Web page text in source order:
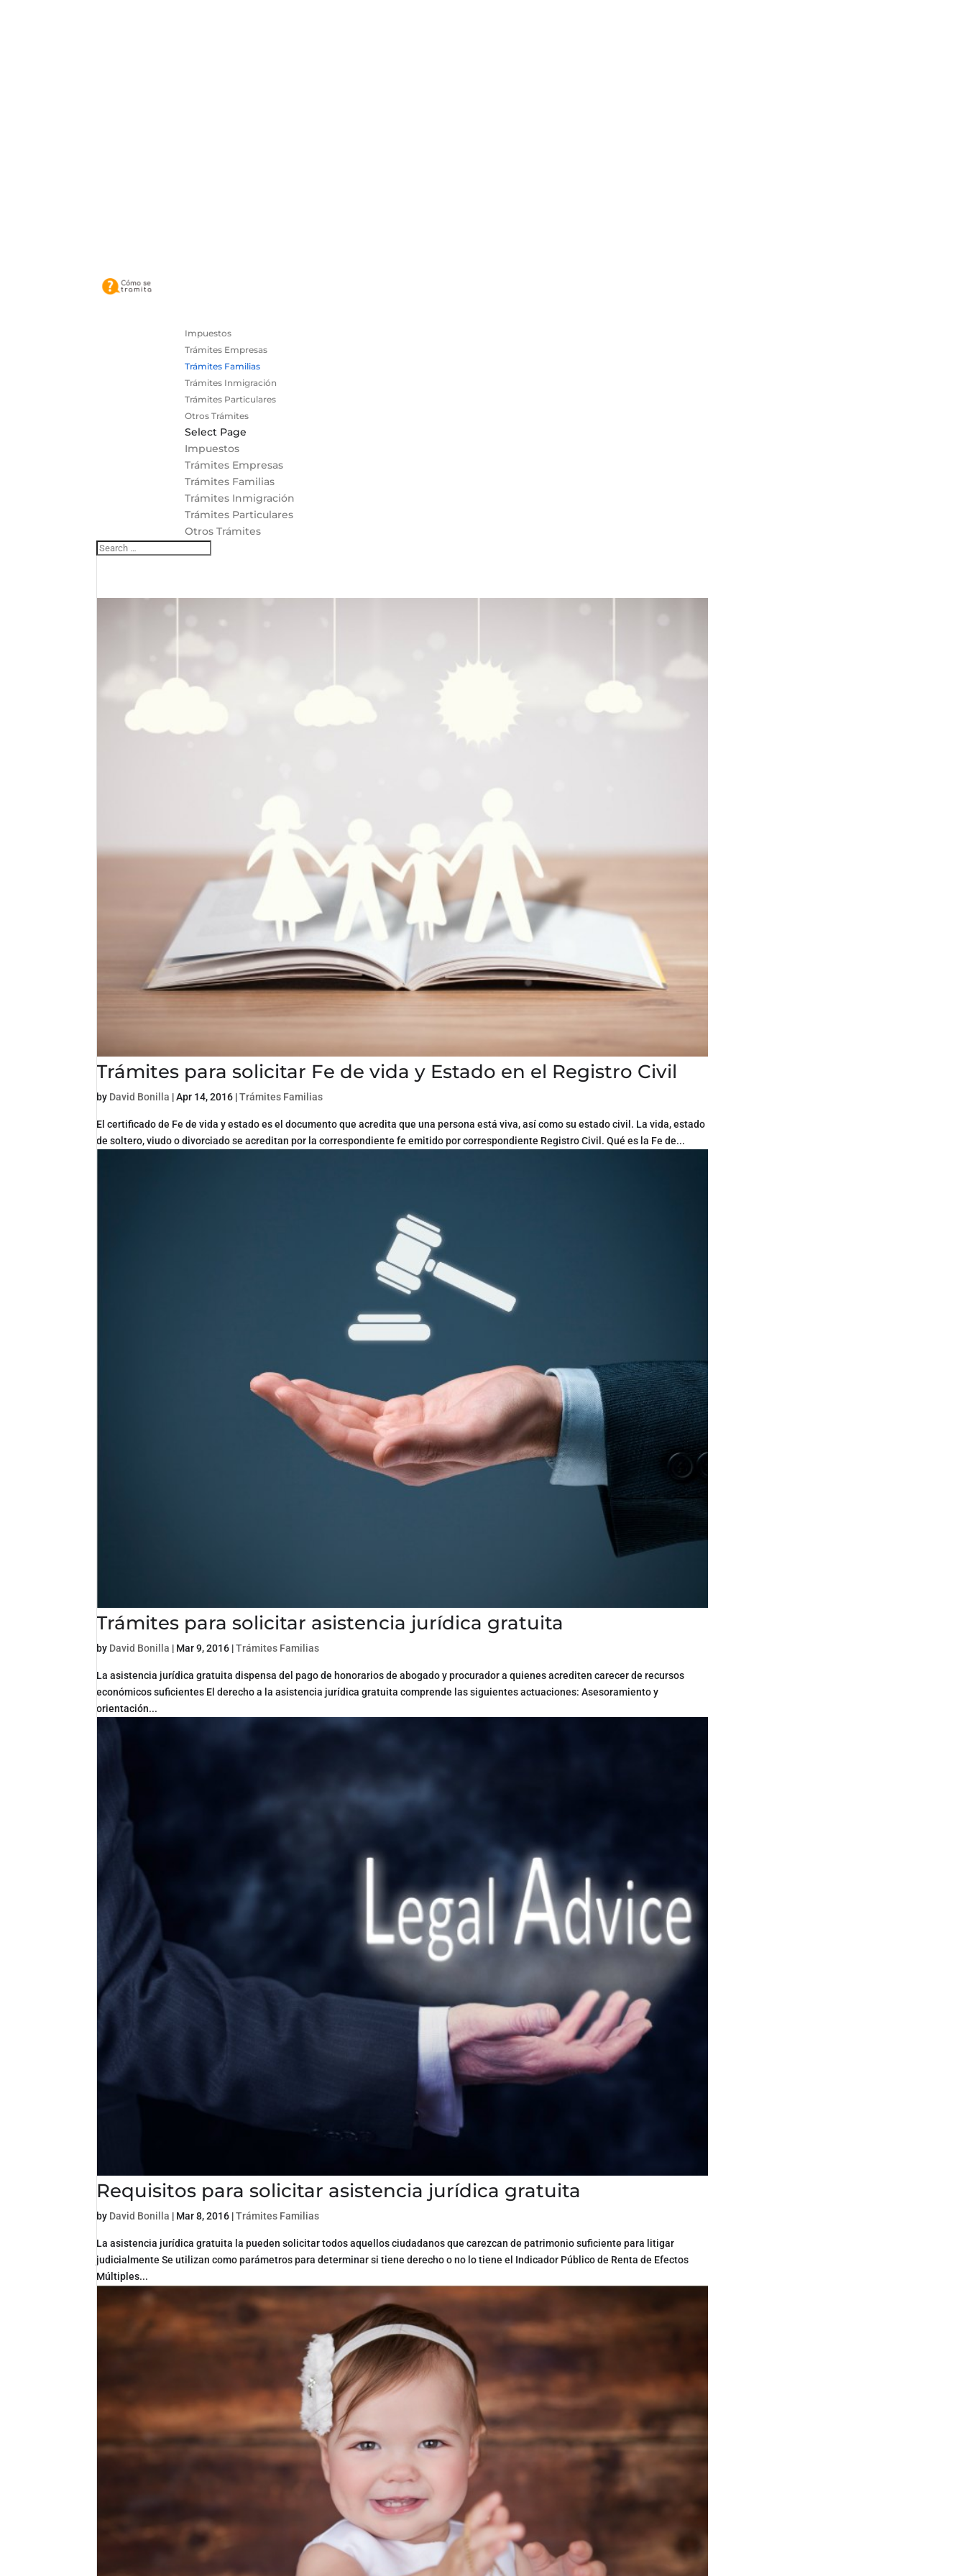
Impuestos
Trámites Empresas
Trámites Familias
Trámites Inmigración
Trámites Particulares
Otros Trámites
Select Page
Impuestos
Trámites Empresas
Trámites Familias
Trámites Inmigración
Trámites Particulares
Otros Trámites
Trámites para solicitar Fe de vida y Estado en el Registro Civil
by David Bonilla |Apr 14, 2016 |Trámites Familias
El certificado de Fe de vida y estado es el documento que acredita que una persona está viva, así como su estado civil. La vida, estado
de soltero, viudo o divorciado se acreditan por la correspondiente fe emitido por correspondiente Registro Civil. Qué es la Fe de...
Trámites para solicitar asistencia jurídica gratuita
by David Bonilla | Mar 9, 2016 |Trámites Familias
La asistencia jurídica gratuita dispensa del pago de honorarios de abogado y procurador a quienes acrediten carecer de recursos
económicos suficientes El derecho a la asistencia jurídica gratuita comprende las siguientes actuaciones: Asesoramiento y
orientación...
Requisitos para solicitar asistencia jurídica gratuita
by David Bonilla | Mar 8, 2016 |Trámites Familias
La asistencia jurídica gratuita la pueden solicitar todos aquellos ciudadanos que carezcan de patrimonio suficiente para litigar
judicialmente Se utilizan como parámetros para determinar si tiene derecho o no lo tiene el Indicador Público de Renta de Efectos
Múltiples...